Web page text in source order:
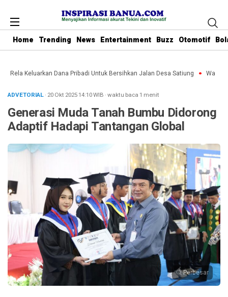
Home Trending News Entertainment Buzz Otomotif
Rela Keluarkan Dana Pribadi Untuk Bersihkan Jalan Desa Satiung Waket
ADVETORIAL· 20 Okt 202514:10WIB ·waktu baca 1 menit
Generasi Muda Tanah Bumbu Didorong
Adaptif Hadapi Tantangan Global
Perbesar